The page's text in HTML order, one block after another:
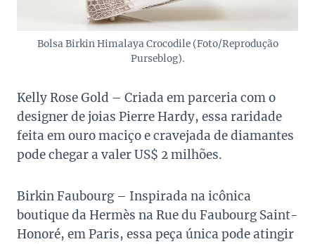
Bolsa Birkin Himalaya Crocodile (Foto/Reprodução
Purseblog).
Kelly Rose Gold – Criada em parceria com o
designer de joias Pierre Hardy, essa raridade
feita em ouro maciço e cravejada de diamantes
pode chegar a valer US$ 2 milhões.
Birkin Faubourg – Inspirada na icônica
boutique da Hermès na Rue du Faubourg Saint-
Honoré, em Paris, essa peça única pode atingir